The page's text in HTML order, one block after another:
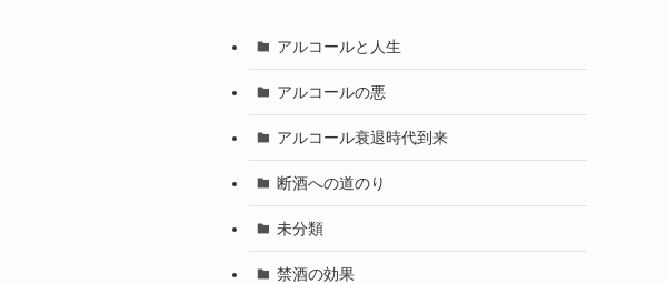
アルコールと人生
アルコールの悪
アルコール衰退時代到来
断酒への道のり
未分類
禁酒の効果